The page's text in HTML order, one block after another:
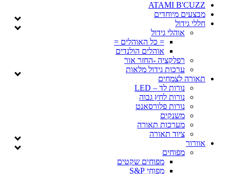
ATAMI B'CUZZ
מבצעים מיוחדים
חללי גידול
אוהלי גידול
= כל האוהלים =
אוהלים הולנדים
רפלקציה -החזר אור
ערכות גידול מלאות
תאורה לצמחים
נורות לד – LED
נורות לחץ גבוה
נורות פלורסאנט
משנקים
מערכות תאורה
ציוד תאורה
אוורור
מפוחים
מפוחים שקטים
מפוחי S&P